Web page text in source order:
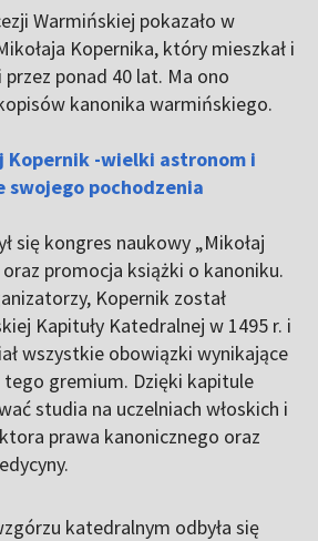
Warmińskiej pokazało w
Kopernika, który mieszkał i
przez ponad 40 lat. Ma ono
kanonika warmińskiego.
Kopernik -wielki astronom i
pochodzenia
się kongres naukowy „Mikołaj
promocja książki o kanoniku.
Kopernik został
Kapituły Katedralnej w 1495 r. i
wszystkie obowiązki wynikające
tego gremium. Dzięki kapitule
studia na uczelniach włoskich i
prawa kanonicznego oraz
katedralnym odbyła się